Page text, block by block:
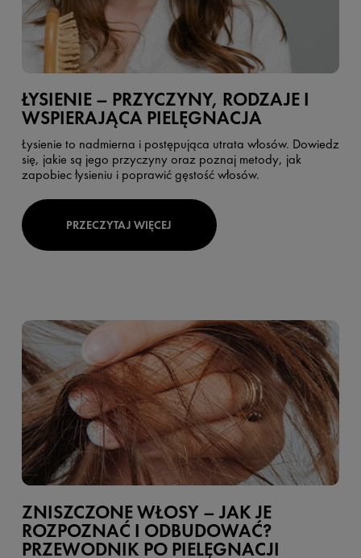
ŁYSIENIE – PRZYCZYNY, RODZAJE I
WSPIERAJĄCA PIELĘGNACJA
Łysienie to nadmierna i postępująca utrata włosów. Dowiedz
się, jakie są jego przyczyny oraz poznaj metody, jak
zapobiec łysieniu i poprawić gęstość włosów.
PRZECZYTAJ WIĘCEJ
ZNISZCZONE WŁOSY – JAK JE
ROZPOZNAĆ I ODBUDOWAĆ?
PRZEWODNIK PO PIELĘGNACJI